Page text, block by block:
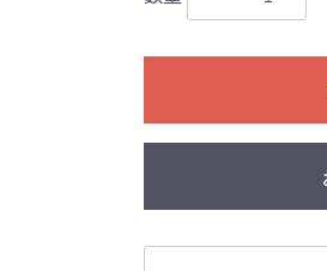
ての競技に対応するわけではござ
しては、主催者が発行する競技規
門の資格と知識・経験を有した整
付けを行ってください。
時、その他で起きた全ての事故、